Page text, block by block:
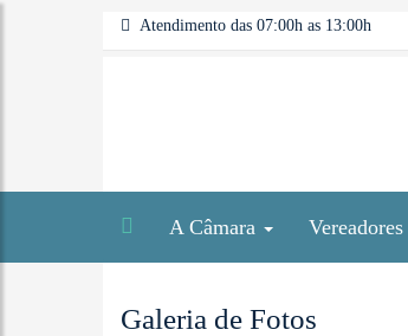
Atendimento das 07:00h as 13:00h
A Câmara Vereadores
Galeria de Fotos